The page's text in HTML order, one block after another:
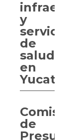
y
servicios
de
salud
en
Yucatán
Comisión
de